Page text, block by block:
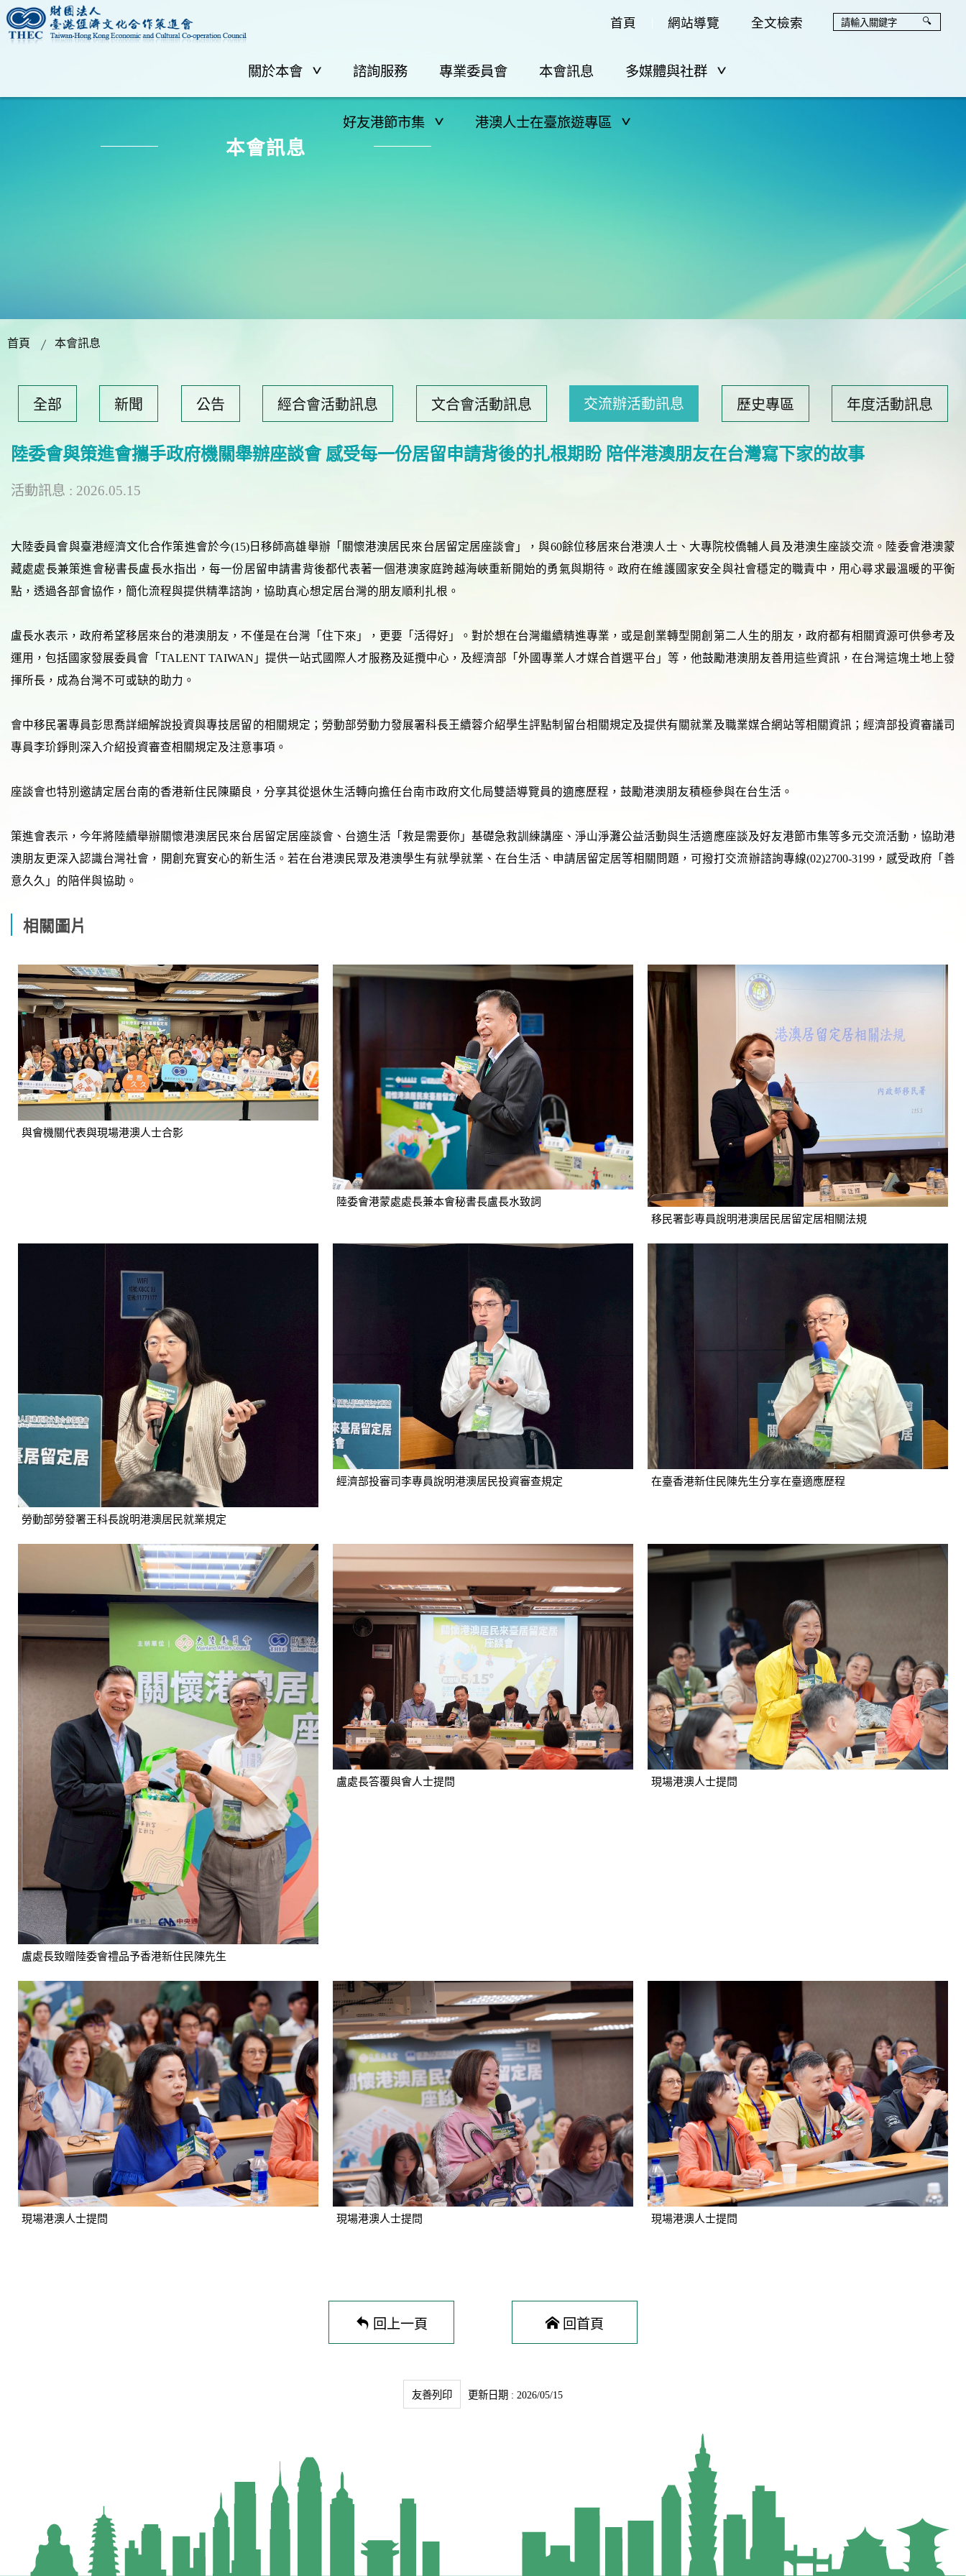
首頁 網站導覽 全文檢索
關於本會 諮詢服務 專業委員會 本會訊息 多媒體與社群
好友港節市集 港澳人士在臺旅遊專區
本會訊息
首頁 本會訊息
全部 新聞 公告 經合會活動訊息 文合會活動訊息 交流辦活動訊息 歷史專區 年度活動訊息
陸委會與策進會攜手政府機關舉辦座談會 感受每一份居留申請背後的扎根期盼 陪伴港澳朋友在台灣寫下家的故事
活動訊息 : 2026.05.15
大陸委員會與臺港經濟文化合作策進會於今(15)日移師高雄舉辦「關懷港澳居民來台居留定居座談會」，與60餘位移居來台港澳人士、大專院校僑輔人員及港澳生座談交流。陸委會港澳蒙
藏處處長兼策進會秘書長盧長水指出，每一份居留申請書背後都代表著一個港澳家庭跨越海峽重新開始的勇氣與期待。政府在維護國家安全與社會穩定的職責中，用心尋求最溫暖的平衡
點，透過各部會協作，簡化流程與提供精準諮詢，協助真心想定居台灣的朋友順利扎根。
盧長水表示，政府希望移居來台的港澳朋友，不僅是在台灣「住下來」，更要「活得好」。對於想在台灣繼續精進專業，或是創業轉型開創第二人生的朋友，政府都有相關資源可供參考及
運用，包括國家發展委員會「TALENT TAIWAN」提供一站式國際人才服務及延攬中心，及經濟部「外國專業人才媒合首選平台」等，他鼓勵港澳朋友善用這些資訊，在台灣這塊土地上發
揮所長，成為台灣不可或缺的助力。
會中移民署專員彭思喬詳細解說投資與專技居留的相關規定；勞動部勞動力發展署科長王續蓉介紹學生評點制留台相關規定及提供有關就業及職業媒合網站等相關資訊；經濟部投資審議司
專員李玠錚則深入介紹投資審查相關規定及注意事項。
座談會也特別邀請定居台南的香港新住民陳顯良，分享其從退休生活轉向擔任台南市政府文化局雙語導覽員的適應歷程，鼓勵港澳朋友積極參與在台生活。
策進會表示，今年將陸續舉辦關懷港澳居民來台居留定居座談會、台適生活「救是需要你」基礎急救訓練講座、淨山淨灘公益活動與生活適應座談及好友港節市集等多元交流活動，協助港
澳朋友更深入認識台灣社會，開創充實安心的新生活。若在台港澳民眾及港澳學生有就學就業、在台生活、申請居留定居等相關問題，可撥打交流辦諮詢專線(02)2700-3199，感受政府「善
意久久」的陪伴與協助。
相關圖片
與會機關代表與現場港澳人士合影
陸委會港蒙處處長兼本會秘書長盧長水致詞
移民署彭專員說明港澳居民居留定居相關法規
勞動部勞發署王科長說明港澳居民就業規定
經濟部投審司李專員說明港澳居民投資審查規定 在臺香港新住民陳先生分享在臺適應歷程
盧處長致贈陸委會禮品予香港新住民陳先生
盧處長答覆與會人士提問 現場港澳人士提問
現場港澳人士提問 現場港澳人士提問 現場港澳人士提問
回上一頁 回首頁
友善列印 更新日期 : 2026/05/15